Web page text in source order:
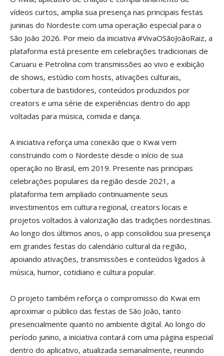
vídeos curtos, amplia sua presença nas principais festas
juninas do Nordeste com uma operação especial para o
São João 2026. Por meio da iniciativa #VivaOSãoJoãoRaiz, a
plataforma está presente em celebrações tradicionais de
Caruaru e Petrolina com transmissões ao vivo e exibição
de shows, estúdio com hosts, ativações culturais,
cobertura de bastidores, conteúdos produzidos por
creators e uma série de experiências dentro do app
voltadas para música, comida e dança.
A iniciativa reforça uma conexão que o Kwai vem
construindo com o Nordeste desde o início de sua
operação no Brasil, em 2019. Presente nas principais
celebrações populares da região desde 2021, a
plataforma tem ampliado continuamente seus
investimentos em cultura regional, creators locais e
projetos voltados à valorização das tradições nordestinas.
Ao longo dos últimos anos, o app consolidou sua presença
em grandes festas do calendário cultural da região,
apoiando ativações, transmissões e conteúdos ligados à
música, humor, cotidiano e cultura popular.
O projeto também reforça o compromisso do Kwai em
aproximar o público das festas de São João, tanto
presencialmente quanto no ambiente digital. Ao longo do
período junino, a iniciativa contará com uma página especial
dentro do aplicativo, atualizada semanalmente, reunindo